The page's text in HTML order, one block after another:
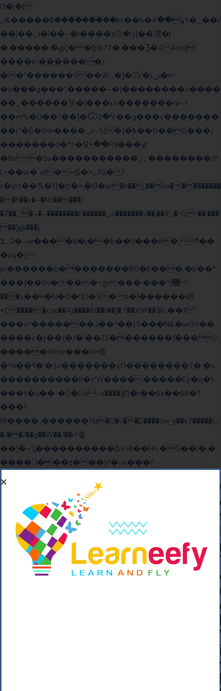
O�j�|
߿�����&ۻ����ۛ�����kz��ۋ��4�6Y�_��/
��j��_I�i��~�l����z۞�r}{��濎�|
�.�����:�@]��ɮfk77�.���Ʒ�4 4mt|
����e\�������/
��"������9��W_�]�ͮV�Lݽ�n^
�o���g���';�����~�{��������x����
��_������竽�I���xo�������nr~?
��m%�U��^��]�Ѿߟ�2��g���v�������
��}"�ٗp�6nn����_v~5{�{�߿��G��G���/
�������d�*>�Ջ+��FN���y|
�9x^�Su�����������ۏ_��������JY
L>��w�ˋoi�={$�>_fG� ?
s�Ipt��%�f{�|t�>:�ϴ�w�n��,��ûo���������
��h��x�~�Nz�����/
�7��_�~�~��������E������_o�������v��;��9_�^Q^��:���
��]@���}
ݏ_ʡ�~w����B�j��b��l{���n�;Ϯ��
�uq�}
ֲw������b��������8O�E���,�b��*
���{��8v����+@���:���^)޾
���y��H�N�O�ףU�5� o�Ȉ������廻
+C����ŧ�cyu��4}����8{��r��]�,?��XNF��푺L��X
���v^�������כ��^��}5���N&�wGY��
����c�}��{�/�'��ZS�������{���?
�����Wow���N>糙
�^o��ߞ�'�zo�������xO��������7�.�o
����������R�v'W���������Ey�q�1~
���t�u��-�� o~u����{|ח֧�r��6z��68�?
���?
M����ݫ������Yb�O�v��D����ûw˯y��x7�����I_
�/��/��g��W��/��r?쵷
��]�~7߽����������Δ3;>R��H>,�G��ו�:�
���� `I���z���}?�~k���?
��o��C���ǡ���,����*�3��#eۧ_>\��z
�K{DQg�Ϯ��]u��3o�V~�/��@��??
����Y�]�s�n���s
����p��|
��^��������$��ٽ�P���~��4���Snn^
$ ����Ogy/|>ڿ|�I��'A�n��1�$�}
=c"'��K���X�:��?j�ԫ��-